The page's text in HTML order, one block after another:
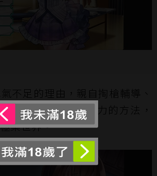
不足的理由，親自掏槍輔導、
調教她散發雌性魅力的方法，
樂世界。